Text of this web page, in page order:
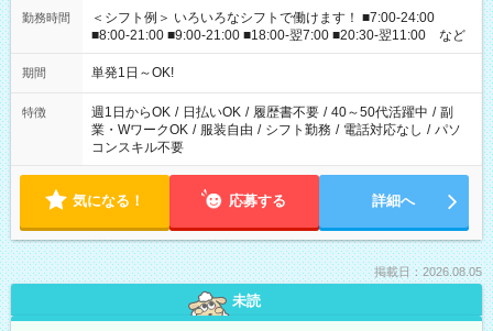
勤務時間
＜シフト例＞ いろいろなシフトで働けます！ ■7:00-24:00
■8:00-21:00 ■9:00-21:00 ■18:00-翌7:00 ■20:30-翌11:00 など
期間 単発1日～OK!
特徴 週1日からOK / 日払いOK / 履歴書不要 / 40～50代活躍中 / 副
業・WワークOK / 服装自由 / シフト勤務 / 電話対応なし / パソ
コンスキル不要
気になる！ 応募する 詳細へ
掲載日：2026.08.05
未読